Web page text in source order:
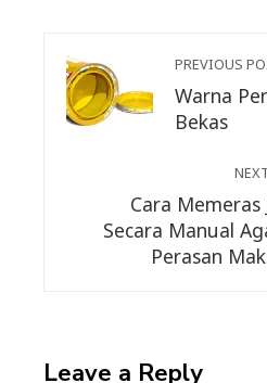
PREVIOUS
Warna
Bekas
Cara Memeras
Secara Manual
Perasan
Leave a Reply